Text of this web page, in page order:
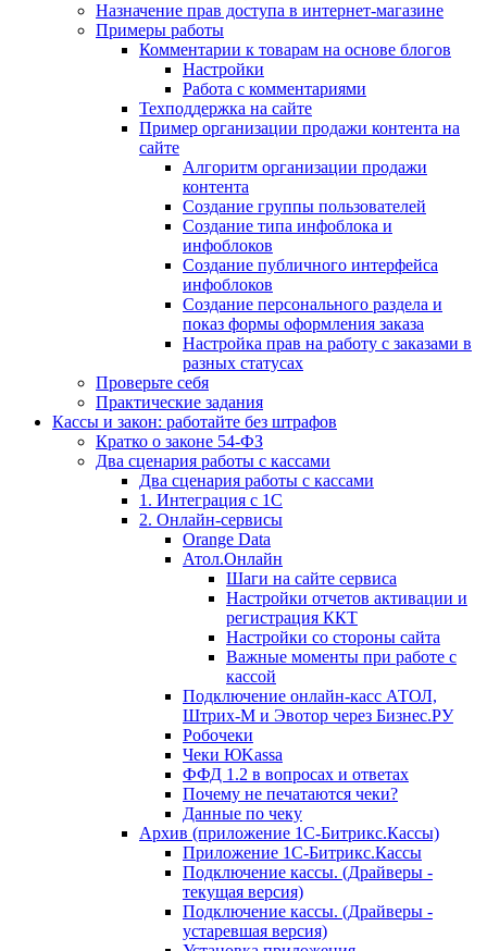
Назначение прав доступа в интернет-магазине
Примеры работы
Комментарии к товарам на основе блогов
Настройки
Работа с комментариями
Техподдержка на сайте
Пример организации продажи контента на
сайте
Алгоритм организации продажи
контента
Создание группы пользователей
Создание типа инфоблока и
инфоблоков
Создание публичного интерфейса
инфоблоков
Создание персонального раздела и
показ формы оформления заказа
Настройка прав на работу с заказами в
разных статусах
Проверьте себя
Практические задания
Кассы и закон: работайте без штрафов
Кратко о законе 54-ФЗ
Два сценария работы с кассами
Два сценария работы с кассами
1. Интеграция с 1С
2. Онлайн-сервисы
Orange Data
Атол.Онлайн
Шаги на сайте сервиса
Настройки отчетов активации и
регистрация ККТ
Настройки со стороны сайта
Важные моменты при работе с
кассой
Подключение онлайн-касс АТОЛ,
Штрих-М и Эвотор через Бизнес.РУ
Робочеки
Чеки ЮKassa
ФФД 1.2 в вопросах и ответах
Почему не печатаются чеки?
Данные по чеку
Архив (приложение 1С-Битрикс.Кассы)
Приложение 1С-Битрикс.Кассы
Подключение кассы. (Драйверы -
текущая версия)
Подключение кассы. (Драйверы -
устаревшая версия)